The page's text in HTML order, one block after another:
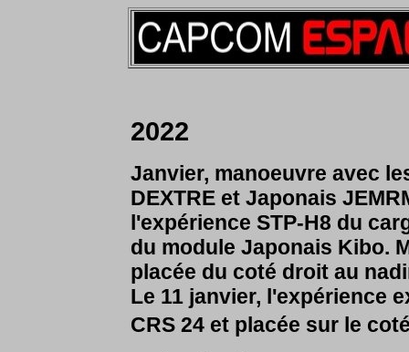
2022
Janvier, manoeuvre avec
DEXTRE et Japonais
l'expérience STP-H8 du
du module Japonais Kibo.
placée du coté droit au
Le 11 janvier, l'expérience
CRS 24 et placée sur le